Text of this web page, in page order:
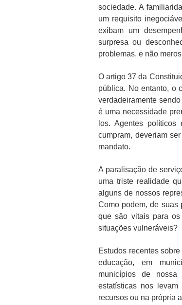
sociedade. A
um requisito
exibam um
surpresa ou
problemas, e não
O artigo 37 da
pública. No entanto, o
verdadeiramente
é uma necessidade
los. Agentes
cumpram, deveriam
mandato.
A paralisação de
uma triste realidade
alguns de nossos
Como podem, de suas
que são vitais para
situações vulneráveis?
Estudos recentes
educação, em
municípios de nossa
estatísticas nos
recursos ou na própria